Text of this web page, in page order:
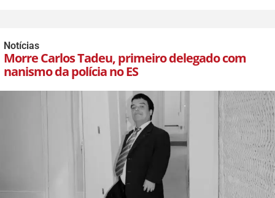
Notícias
Morre Carlos Tadeu, primeiro delegado com
nanismo da polícia no ES